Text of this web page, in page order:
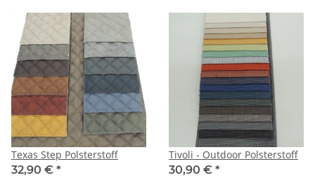
Texas Step Polsterstoff
32,90 € *
Tivoli - Outdoor Polsterstoff
30,90 € *